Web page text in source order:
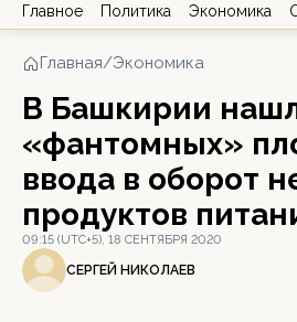
Главное Политика Экономика
Главная/Экономика
В Башкирии
«фантомных»
ввода в оборот
продуктов
09:15 (UTC+5), 18 СЕНТЯБРЯ 2020
СЕРГЕЙ НИКОЛАЕВ